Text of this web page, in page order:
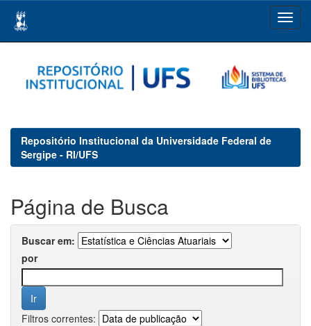
navigation
Repositório Institucional da Universidade Federal de
Sergipe - RI/UFS
Página de Busca
Buscar em:
por
Filtros correntes: